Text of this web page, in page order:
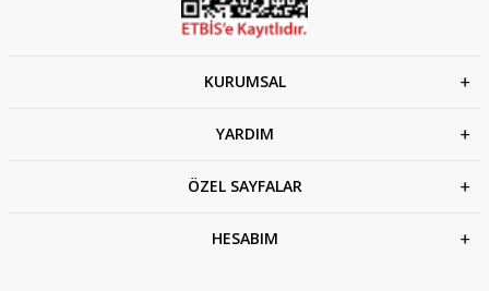
KURUMSAL
YARDIM
ÖZEL SAYFALAR
HESABIM